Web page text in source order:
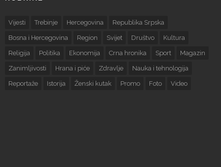
Vijesti Trebinje Hercegovina Republika Srpska
Bosna i Hercegovina Region Svijet Društvo Kultura
Religija Politika Ekonomija Crna hronika Sport Magazin
Zanimljivosti Hrana i piće Zdravlje Nauka i tehnologija
Reportaže Istorija Ženski kutak Promo Foto Video